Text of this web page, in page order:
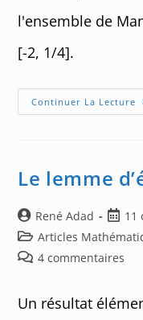
l'ensemble de
[-2, 1/4].
Continuer La Lecture
Le lemme
Auteur/autrice
de
la
publication :
René Adad
Post11
Post
category:
Articles
Post4 commentaires
Un résultat